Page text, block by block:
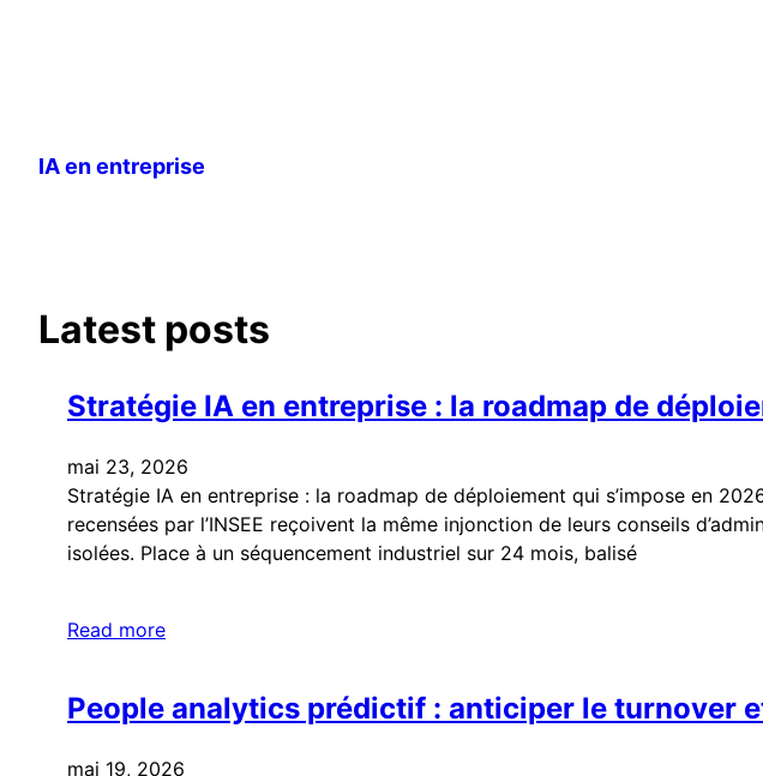
contenu
IA en entreprise
Latest posts
Stratégie IA en entreprise : la roadmap de
mai 23, 2026
Stratégie IA en entreprise : la roadmap de déploiement qui s’impose en
recensées par l’INSEE reçoivent la même injonction de leurs conseils
isolées. Place à un séquencement industriel sur 24 mois, balisé
Read more
People analytics prédictif : anticiper le turnover
mai 19, 2026